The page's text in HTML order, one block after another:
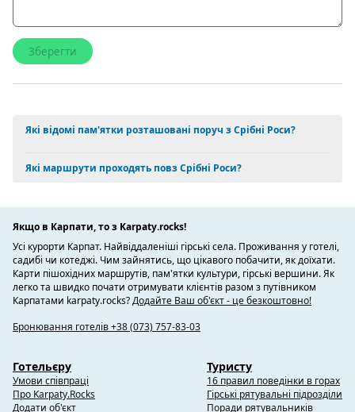
Які відомі пам'ятки розташовані поруч з Срібні Роси?
Які маршрути проходять повз Срібні Роси?
Якщо в Карпати, то з Karpaty.rocks!
Усі курорти Карпат. Найвіддаленіші гірські села. Проживання у готелі,
садибі чи котеджі. Чим зайнятись, що цікавого побачити, як доїхати.
Карти пішохідних маршрутів, пам'ятки культури, гірські вершини. Як
легко та швидко почати отримувати клієнтів разом з путівником
Карпатами karpaty.rocks?Додайте Ваш об'єкт - це безкоштовно!
Бронювання готелів +38 (073) 757-83-03
Готельєру
Умови співпраці
Про Karpaty.Rocks
Додати об'єкт
Туристу
16 правил поведінки в горах
Гірські рятувальні підрозділи
Поради рятувальників